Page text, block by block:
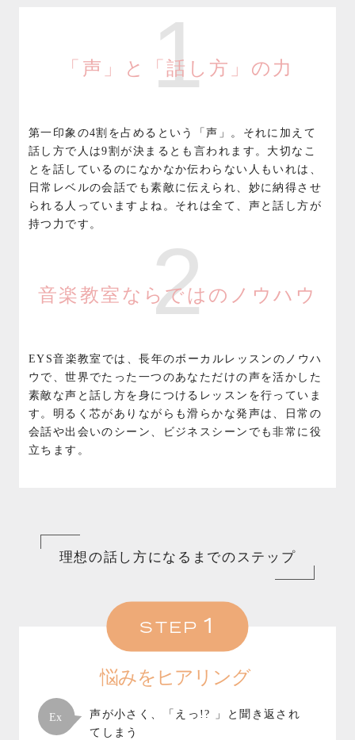
1
「声」と「話し方」の力
第一印象の4割を占めるという「声」。それに加えて
話し方で人は9割が決まるとも言われます。大切なこ
とを話しているのになかなか伝わらない人もいれは、
日常レベルの会話でも素敵に伝えられ、妙に納得させ
られる人っていますよね。それは全て、声と話し方が
持つ力です。
2
音楽教室ならではのノウハウ
EYS音楽教室では、長年のボーカルレッスンのノウハ
ウで、世界でたった一つのあなただけの声を活かした
素敵な声と話し方を身につけるレッスンを行っていま
す。明るく芯がありながらも滑らかな発声は、日常の
会話や出会いのシーン、ビジネスシーンでも非常に役
立ちます。
理想の話し方になるまでのステップ
STEP 1
悩みをヒアリング
声が小さく、「えっ!? 」と聞き返され
てしまう